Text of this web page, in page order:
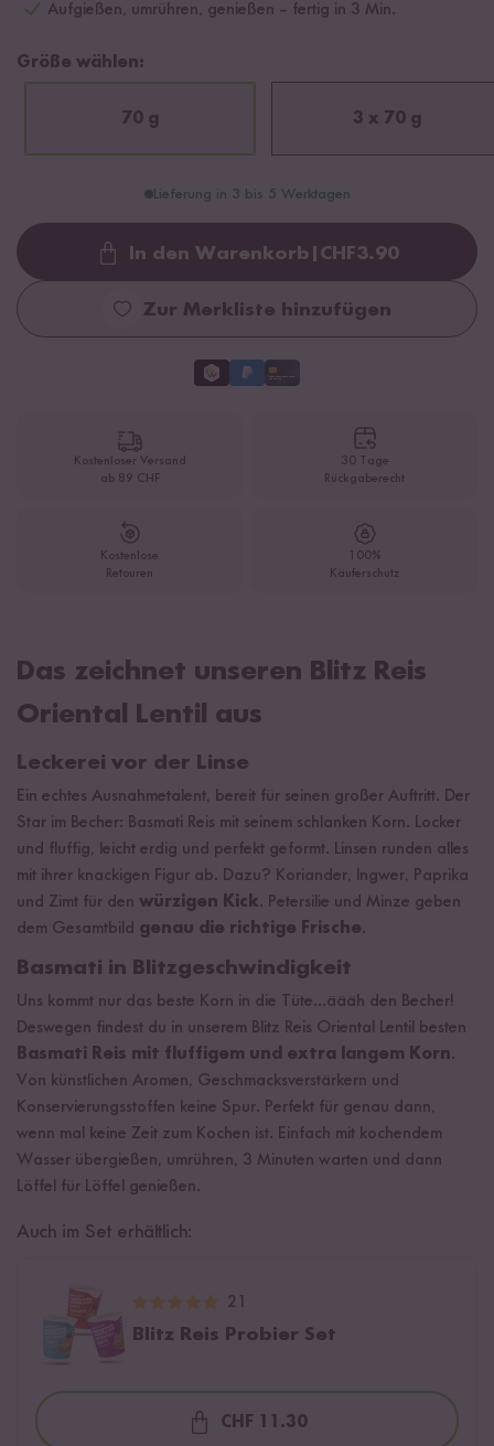
Aufgießen, umrühren, genießen – fertig in 3 Min.
Größe wählen:
70 g 3 x 70 g
Lieferung in 3 bis 5 Werktagen
Loading...
In den Warenkorb CHF3.90
Zur Merkliste hinzufügen
Kostenloser Versand
ab 89 CHF
30 Tage
Rückgaberecht
Kostenlose
Retouren
100%
Käuferschutz
Das zeichnet unseren Blitz Reis
Oriental Lentil aus
Leckerei vor der Linse
Ein echtes Ausnahmetalent, bereit für seinen großer Auftritt. Der
Star im Becher: Basmati Reis mit seinem schlanken Korn. Locker
und fluffig, leicht erdig und perfekt geformt. Linsen runden alles
mit ihrer knackigen Figur ab. Dazu? Koriander, Ingwer, Paprika
und Zimt für den würzigen Kick. Petersilie und Minze geben
dem Gesamtbild genau die richtige Frische.
Basmati in Blitzgeschwindigkeit
Uns kommt nur das beste Korn in die Tüte...äääh den Becher!
Deswegen findest du in unserem Blitz Reis Oriental Lentil besten
Basmati Reis mit fluffigem und extra langem Korn.
Von künstlichen Aromen, Geschmacksverstärkern und
Konservierungsstoffen keine Spur. Perfekt für genau dann,
wenn mal keine Zeit zum Kochen ist. Einfach mit kochendem
Wasser übergießen, umrühren, 3 Minuten warten und dann
Löffel für Löffel genießen.
Auch im Set erhältlich:
21
Blitz Reis Probier Set
CHF 11.30